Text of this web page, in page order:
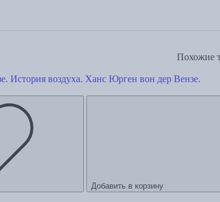
Похожие
История воздуха. Ханс Юрген вон дер Вензе.
Добавить в корзину